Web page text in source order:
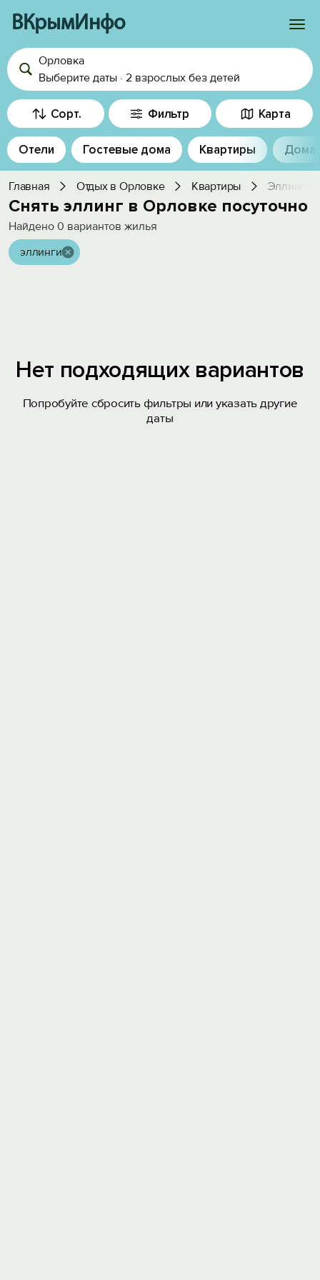
ВКрымИнфо
Войти
Избранное
История просмотра
Добавить свой объект
Орловка
Выберите даты · 2 взрослых без детей
Сорт. Фильтр Карта
Отели Гостевые дома Квартиры Дома
Главная Отдых в Орловке Квартиры Эллинги
Снять эллинг в Орловке посуточно
Найдено 0 вариантов жилья
эллинги
Нет подходящих вариантов
Попробуйте сбросить фильтры или указать другие
даты